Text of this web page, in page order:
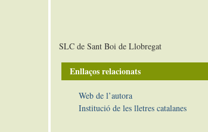
SLC de Sant Boi de Llobregat
Enllaços relacionats
Web de l’autora
Institució de les lletres catalanes